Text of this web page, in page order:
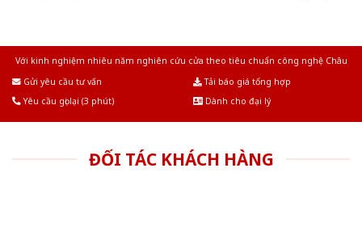
Với kinh nghiệm nhiêu năm nghiên cứu cửa theo tiêu chuẩn công nghệ Châu
Gửi yêu cầu tư vấn
Tải báo giá tổng hợp
Yêu cầu gọi lại (3 phút)
Dành cho đại lý
ĐỐI TÁC KHÁCH HÀNG